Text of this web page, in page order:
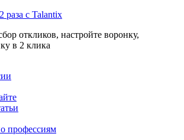
раза с Talantix
откликов, настройте воронку,
в 2 клика
профессиям